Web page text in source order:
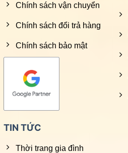
Chính sách vận chuyển
Chính sách đổi trả hàng
Chính sách bảo mật
TIN TỨC
Thời trang gia đình